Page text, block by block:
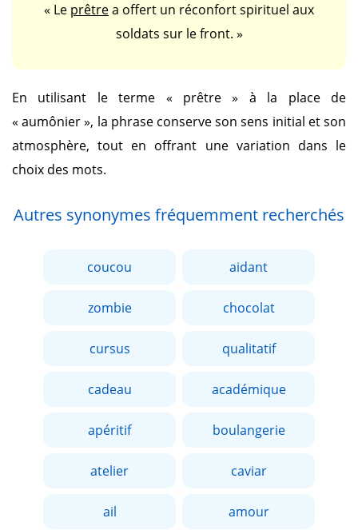
« Le prêtrea offert un réconfort spirituel aux
soldats sur le front. »
En utilisant le terme « prêtre » à la place de
« aumônier », la phrase conserve son sens initial et son
atmosphère, tout en offrant une variation dans le
choix des mots.
Autres synonymes fréquemment recherchés
coucou aidant
zombie chocolat
cursus qualitatif
cadeau académique
apéritif boulangerie
atelier caviar
ail amour